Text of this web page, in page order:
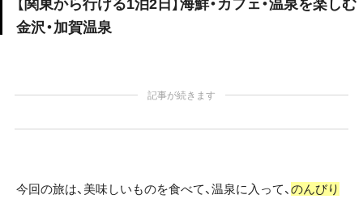
【関東から行ける1泊2日】海鮮・カフェ・温泉を楽しむ
金沢・加賀温泉
記事が続きます
今回の旅は、美味しいものを食べて、温泉に入って、 のんびり